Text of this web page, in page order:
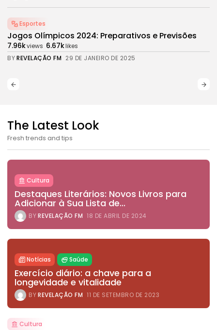
Esportes
Jogos Olímpicos 2024: Preparativos e Previsões
7.96kviews 6.67klikes
BYREVELAÇÃO FM 29 DE JANEIRO DE 2025
The Latest Look
Fresh trends and tips
Cultura
Destaques Literários: Novos Livros para
Adicionar à Sua Lista de...
BYREVELAÇÃO FM 18 DE ABRIL DE 2024
Notícias Saúde
Exercício diário: a chave para a
longevidade e vitalidade
BYREVELAÇÃO FM 11 DE SETEMBRO DE 2023
Cultura